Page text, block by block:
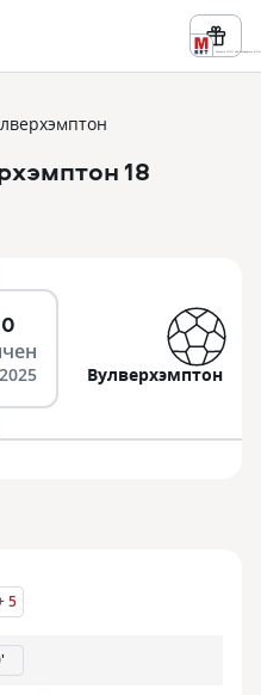
Реклама ООО «БК «Марафон» ИНН
18
Вулверхэмптон
5
'